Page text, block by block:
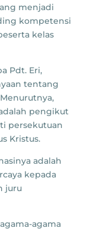
menjadi
kompetensi
kelas
Pdt. Eri,
tentang
pengikut
persekutuan
Kristus.
adalah
kepada
juru
agama